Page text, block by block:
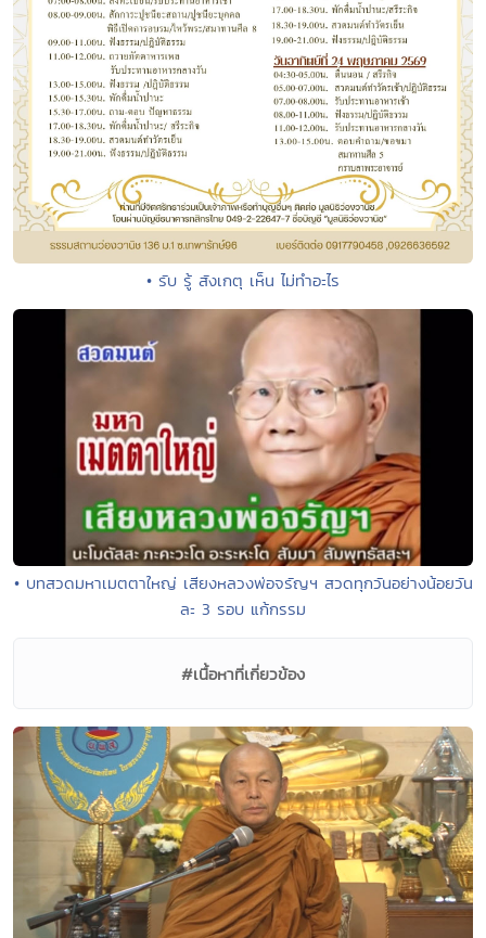
• รับ รู้ สังเกตุ เห็น ไม่ทำอะไร
• บทสวดมหาเมตตาใหญ่ เสียงหลวงพ่อจรัญฯ สวดทุกวันอย่างน้อยวัน
ละ 3 รอบ แก้กรรม
#เนื้อหาที่เกี่ยวข้อง